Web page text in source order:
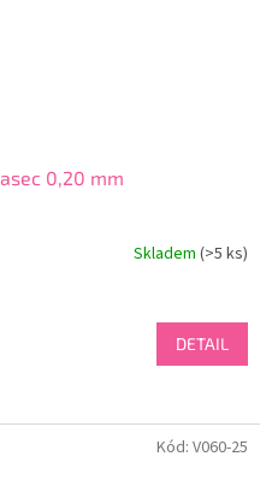
0,20 mm
Skladem (>5 ks)
DETAIL
Kód: V060-25